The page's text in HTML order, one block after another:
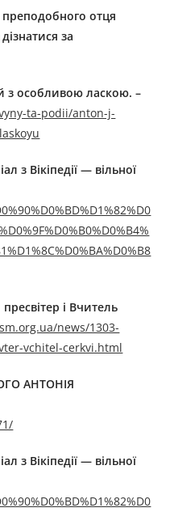
преподобного отця
за
з особливою ласкою. –
ta-podii/anton-j-
з Вікіпедії — вільної
і Вчитель
news/1303-
vchitel-cerkvi.html
АНТОНІЯ
з Вікіпедії — вільної